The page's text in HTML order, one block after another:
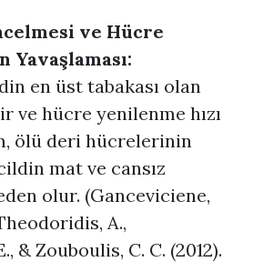
ve Hücre
Yavaşlaması:
en üst tabakası olan
ve hücre yenilenme hızı
ölü deri hücrelerinin
mat ve cansız
olur. (Ganceviciene,
A.,
& Zouboulis, C. C. (2012).